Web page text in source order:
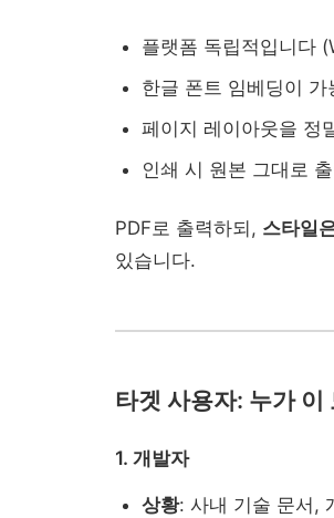
플랫폼 독립적입니다
한글 폰트 임베딩이 가
페이지 레이아웃을 정
인쇄 시 원본 그대로
PDF로 출력하되, 스타일
있습니다.
타겟 사용자: 누가
1. 개발자
상황: 사내 기술 문서,